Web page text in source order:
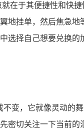
在于其便捷性和快
挂单，然后焦急
选择自己想要兑换
变，它就像灵动的
切关注一下当前